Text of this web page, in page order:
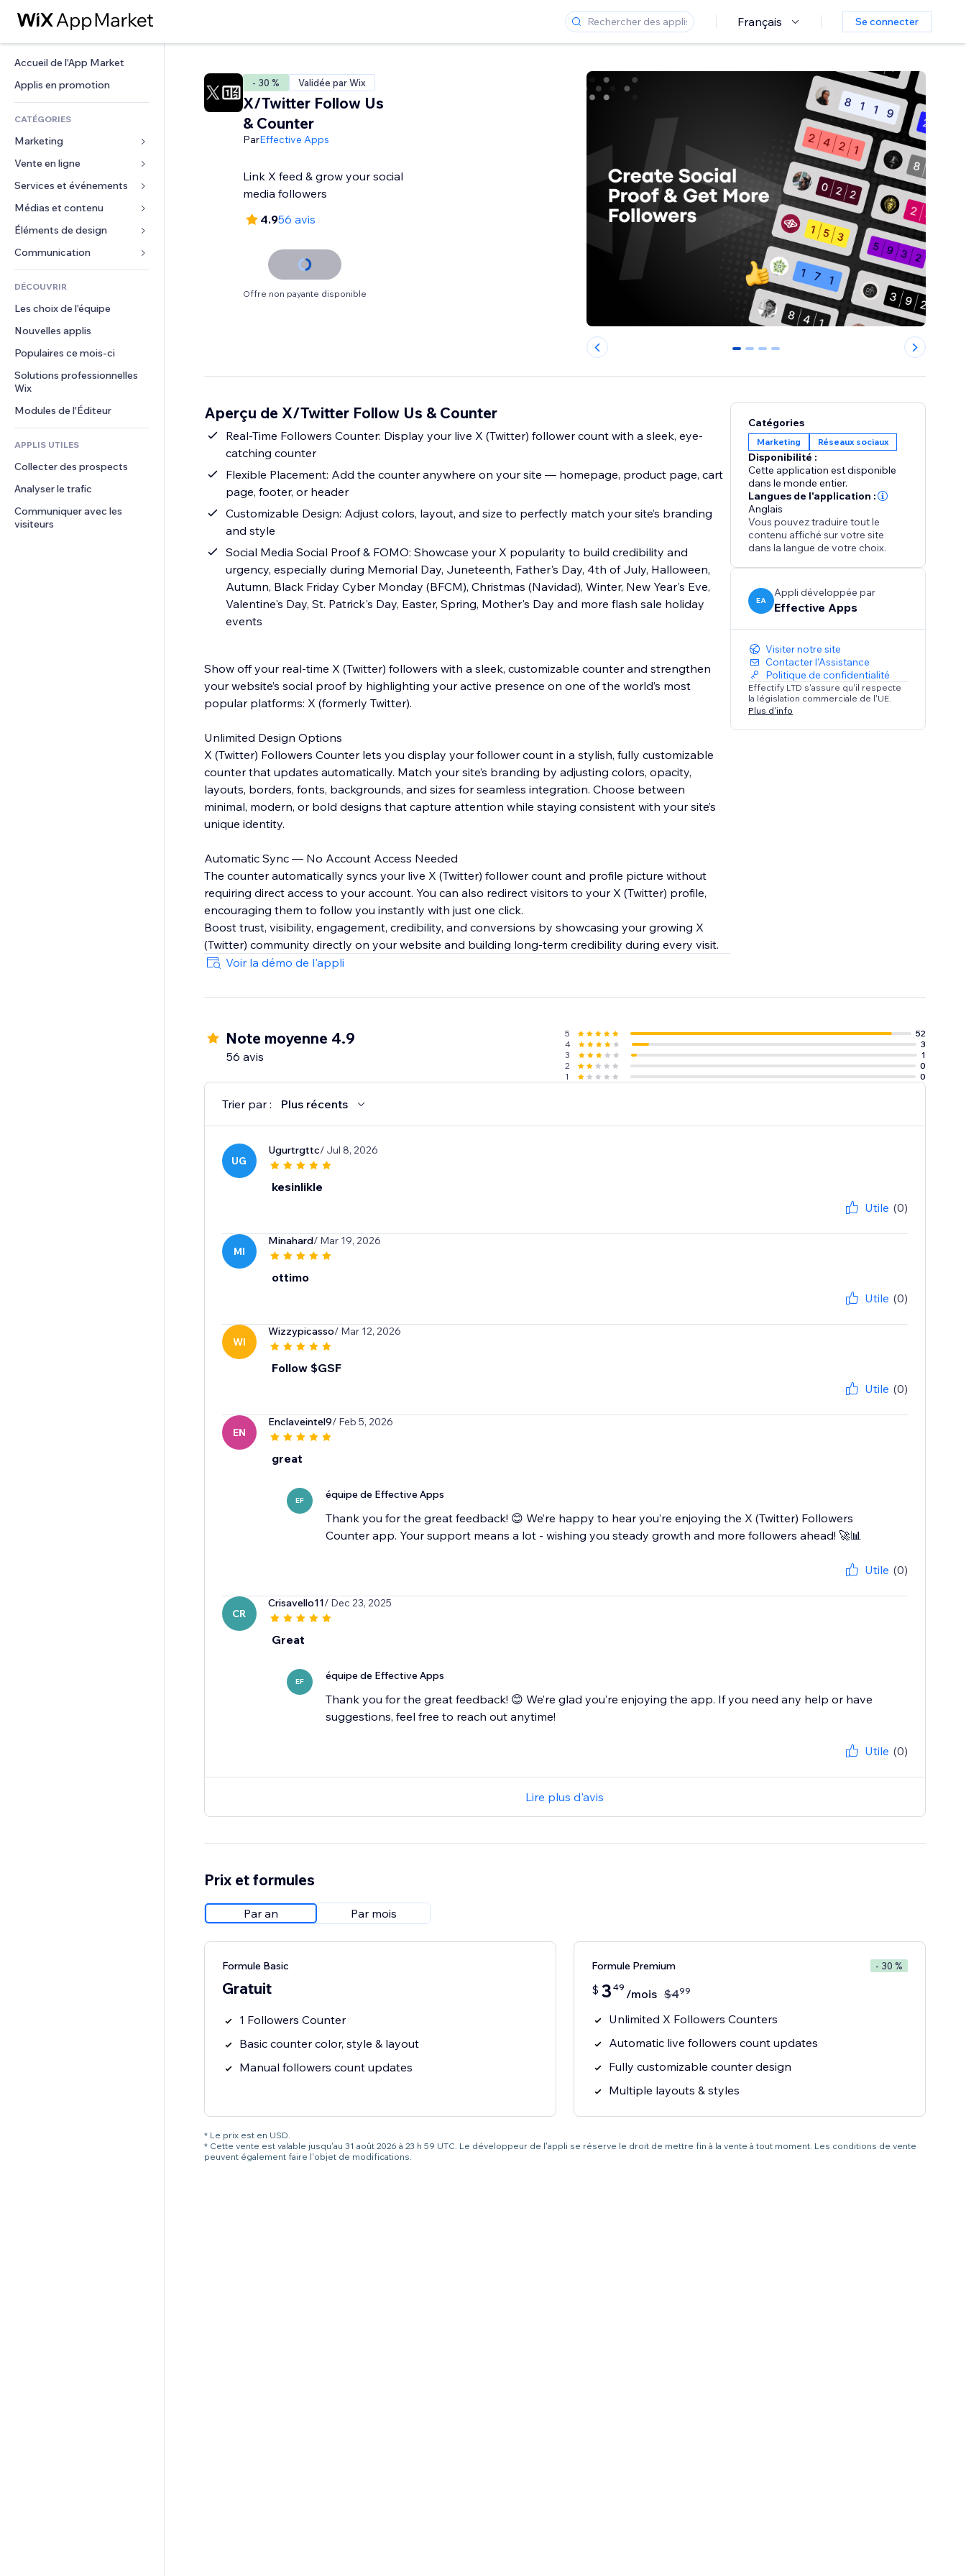
Français Se connecter
Accueil de l'App Market
Applis en promotion
CATÉGORIES
Marketing
Publicités
Mobile
Données analytiques
Réseaux sociaux
Classement de sites
E-mail
Vente en ligne
Applis pour les boutiques
Expédition et livraison
Boutons Vente
Comptabilité
Coupons et fidélisation
Solutions d'entreposage
Financement participatif
Alimentation et boissons
Services et événements
Hôtels
Événements
Restaurants
Immobilier
Réservations
Médias et contenu
Galerie
Musique
Podcasts
Photographie
Vidéo
PDF
Partage de fichiers
Actualités
Services de contenu
Effets de texte
Éléments de design
Cartes et navigation
Confidentialité
Horloge
Modèles de pages
Effets sur images
Boutons et menus
Bannières et badges
Calculateurs
Rechercher
Formulaires
Sondages
Chat
Commentaires
Téléphone
Communauté
Avis et commentaires
DÉCOUVRIR
Les choix de l'équipe
Nouvelles applis
Populaires ce mois‑ci
Solutions professionnelles
Wix
Modules de l'Éditeur
APPLIS UTILES
Collecter des prospects
Analyser le trafic
Communiquer avec les
visiteurs
- 30 % Validée par Wix
X/Twitter Follow Us
& Counter
ParEffective Apps
Link X feed & grow your social
media followers
4.956 avis
Offre non payante disponible
0 1 2 3
Aperçu de X/Twitter Follow Us & Counter
Real-Time Followers Counter: Display your live X (Twitter) follower count with a sleek, eye-
catching counter
Flexible Placement: Add the counter anywhere on your site — homepage, product page, cart
page, footer, or header
Customizable Design: Adjust colors, layout, and size to perfectly match your site’s branding
and style
Social Media Social Proof & FOMO: Showcase your X popularity to build credibility and
urgency, especially during Memorial Day, Juneteenth, Father's Day, 4th of July, Halloween,
Autumn, Black Friday Cyber Monday (BFCM), Christmas (Navidad), Winter, New Year's Eve,
Valentine's Day, St. Patrick's Day, Easter, Spring, Mother's Day and more flash sale holiday
events
Show off your real-time X (Twitter) followers with a sleek, customizable counter and strengthen
your website’s social proof by highlighting your active presence on one of the world’s most
popular platforms: X (formerly Twitter).
Unlimited Design Options
X (Twitter) Followers Counter lets you display your follower count in a stylish, fully customizable
counter that updates automatically. Match your site’s branding by adjusting colors, opacity,
layouts, borders, fonts, backgrounds, and sizes for seamless integration. Choose between
minimal, modern, or bold designs that capture attention while staying consistent with your site’s
unique identity.
Automatic Sync — No Account Access Needed
The counter automatically syncs your live X (Twitter) follower count and profile picture without
requiring direct access to your account. You can also redirect visitors to your X (Twitter) profile,
encouraging them to follow you instantly with just one click.
Boost trust, visibility, engagement, credibility, and conversions by showcasing your growing X
(Twitter) community directly on your website and building long-term credibility during every visit.
Voir la démo de l'appli
Catégories
Marketing Réseaux sociaux
Disponibilité :
Cette application est disponible
dans le monde entier.
Langues de l'application :
Anglais
Vous pouvez traduire tout le
contenu affiché sur votre site
dans la langue de votre choix.
EA
Appli développée par
Effective Apps
Visiter notre site
Contacter l'Assistance
Politique de confidentialité
Effectify LTD s'assure qu'il respecte
la législation commerciale de l'UE.
Plus d'info
Note moyenne 4.9
56 avis
5
52
4
3
3
1
2
0
1
0
Trier par : Plus récents
UG
Ugurtrgttc/ Jul 8, 2026
kesinlikle
Utile (0)
MI
Minahard/ Mar 19, 2026
ottimo
Utile (0)
WI
Wizzypicasso/ Mar 12, 2026
Follow $GSF
Utile (0)
EN
Enclaveintel9/ Feb 5, 2026
great
EF équipe de Effective Apps
Thank you for the great feedback! 😊 We’re happy to hear you’re enjoying the X (Twitter) Followers
Counter app. Your support means a lot - wishing you steady growth and more followers ahead! 🚀📊
Utile (0)
CR
Crisavello11/ Dec 23, 2025
Great
EF équipe de Effective Apps
Thank you for the great feedback! 😊 We’re glad you’re enjoying the app. If you need any help or have
suggestions, feel free to reach out anytime!
Utile (0)
Lire plus d'avis
Prix et formules
Par an Par mois
Formule Basic
Gratuit
1 Followers Counter
Basic counter color, style & layout
Manual followers count updates
Formule Premium - 30 %
$ 3 49 /mois $499
Unlimited X Followers Counters
Automatic live followers count updates
Fully customizable counter design
Multiple layouts & styles
* Le prix est en USD.
* Cette vente est valable jusqu'au 31 août 2026 à 23 h 59 UTC. Le développeur de l'appli se réserve le droit de mettre fin à la vente à tout moment. Les conditions de vente
peuvent également faire l'objet de modifications.